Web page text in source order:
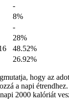
-
8%
-
28%
48.52%
26.92%
hogy az
a napi
2000 kalóriát